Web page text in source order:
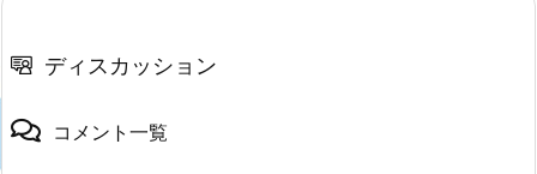
ディスカッション
コメント一覧